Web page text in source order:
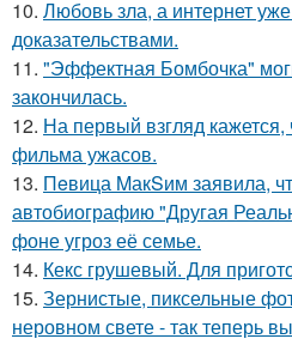
10. Любовь зла, а интернет
доказательствами.
11. "Эффектная Бомбочка"
закончилась.
12. На первый взгляд
фильма ужасов.
13. Пeвица MакSим заявила,
автобиографию "Другая
фоне угроз её семье.
14. Кекс грушевый. Для
15. Зернистые, пиксельные
неровном свете - так теперь